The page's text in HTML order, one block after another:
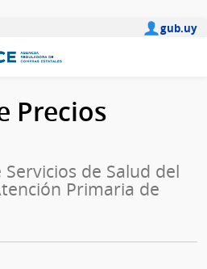
gub.uy
Precios
de Salud del
Primaria de